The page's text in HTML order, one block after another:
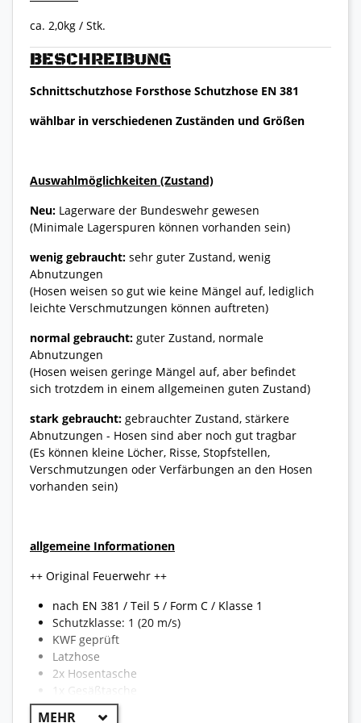
BESCHREIBUNG
Schnittschutzhose Forsthose Schutzhose EN 381
wählbar in verschiedenen Zuständen und Größen
Auswahlmöglichkeiten (Zustand)
Neu: Lagerware der Bundeswehr gewesen
(Minimale Lagerspuren können vorhanden sein)
wenig gebraucht: sehr guter Zustand, wenig
Abnutzungen
(Hosen weisen so gut wie keine Mängel auf, lediglich
leichte Verschmutzungen können auftreten)
normal gebraucht: guter Zustand, normale
Abnutzungen
(Hosen weisen geringe Mängel auf, aber befindet
sich trotzdem in einem allgemeinen guten Zustand)
stark gebraucht: gebrauchter Zustand, stärkere
Abnutzungen - Hosen sind aber noch gut tragbar
(Es können kleine Löcher, Risse, Stopfstellen,
Verschmutzungen oder Verfärbungen an den Hosen
vorhanden sein)
allgemeine Informationen
++ Original Feuerwehr ++
nach EN 381 / Teil 5 / Form C / Klasse 1
Schutzklasse: 1 (20 m/s)
KWF geprüft
Latzhose
2x Hosentasche
1x Gesäßtasche
1x Brustlatztasche mit Reißverschluss
ca. 2,0kg / Stk.